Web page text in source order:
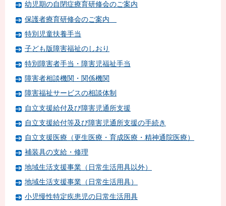
幼児期の自閉症療育研修会のご案内
保護者療育研修会のご案内
特別児童扶養手当
子ども版障害福祉のしおり
特別障害者手当・障害児福祉手当
障害者相談機関・関係機関
障害福祉サービスの相談体制
自立支援給付及び障害児通所支援
自立支援給付等及び障害児通所支援の手続き
自立支援医療（更生医療・育成医療・精神通院医療）
補装具の支給・修理
地域生活支援事業（日常生活用具以外）
地域生活支援事業（日常生活用具）
小児慢性特定疾患児の日常生活用具